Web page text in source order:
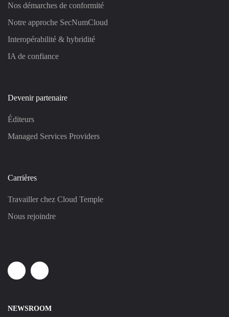
Nos démarches de conformité
Notre approche SecNumCloud
Interopérabilité & hybridité
IA de confiance
Devenir partenaire
Éditeurs
Managed Services Providers
Carrières
Travailler chez Cloud Temple
Nous rejoindre
LinkedinYoutube
NEWSROOM